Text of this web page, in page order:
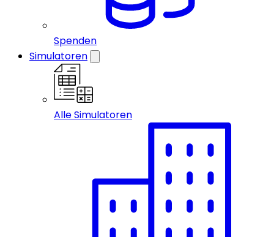
Spenden
Simulatoren
Alle Simulatoren